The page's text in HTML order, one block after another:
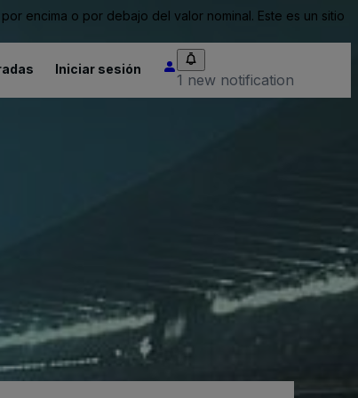
encima o por debajo del valor nominal. Este es un sitio
Iniciar sesión
1 new notification